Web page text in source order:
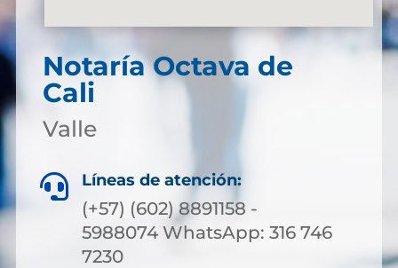
Notaría Octava de
Cali
Valle
 Líneas de atención:
(+57) (602) 8891158 -
5988074 WhatsApp: 316 746
7230